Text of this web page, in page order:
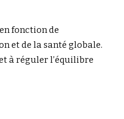
fonction de
et de la santé globale.
à réguler l’équilibre